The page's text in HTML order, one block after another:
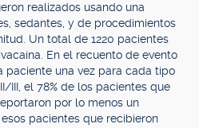
realizados usando una
sedantes, y de procedimientos
Un total de 1220 pacientes
En el recuento de evento
paciente una vez para cada tipo
III, el 78% de los pacientes que
por lo menos un
pacientes que recibieron